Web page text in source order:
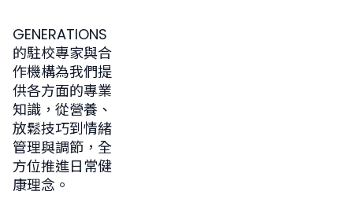
GENERATIONS
的駐校專家與合
作機構為我們提
供各方面的專業
知識，從營養、
放鬆技巧到情緒
管理與調節，全
方位推進日常健
康理念。